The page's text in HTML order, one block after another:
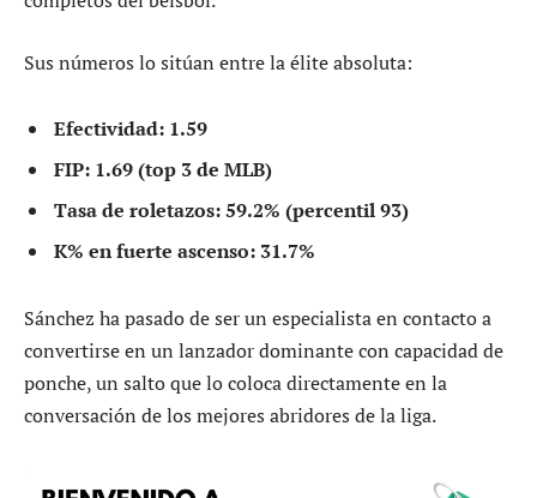
Sus números lo sitúan entre la élite absoluta:
Efectividad: 1.59
FIP: 1.69 (top 3 de MLB)
Tasa de roletazos: 59.2% (percentil 93)
K% en fuerte ascenso: 31.7%
Sánchez ha pasado de ser un especialista en contacto a
convertirse en un lanzador dominante con capacidad de
ponche, un salto que lo coloca directamente en la
conversación de los mejores abridores de la liga.